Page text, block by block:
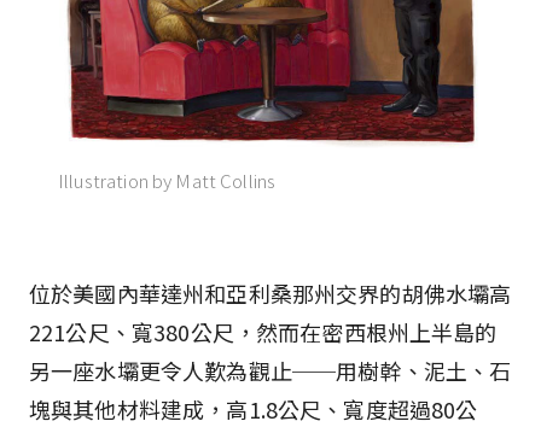
Illustration by Matt Collins
位於美國內華達州和亞利桑那州交界的胡佛水壩高
221公尺、寬380公尺，然而在密西根州上半島的
另一座水壩更令人歎為觀止──用樹幹、泥土、石
塊與其他材料建成，高1.8公尺、寬度超過80公